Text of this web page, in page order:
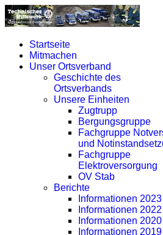
Startseite
Mitmachen
Unser Ortsverband
Geschichte des
Ortsverbands
Unsere Einheiten
Zugtrupp
Bergungsgruppe
Fachgruppe
und
Fachgruppe
Elektroversorgung
OV Stab
Berichte
Informationen 2023
Informationen 2022
Informationen 2020
Informationen 2019